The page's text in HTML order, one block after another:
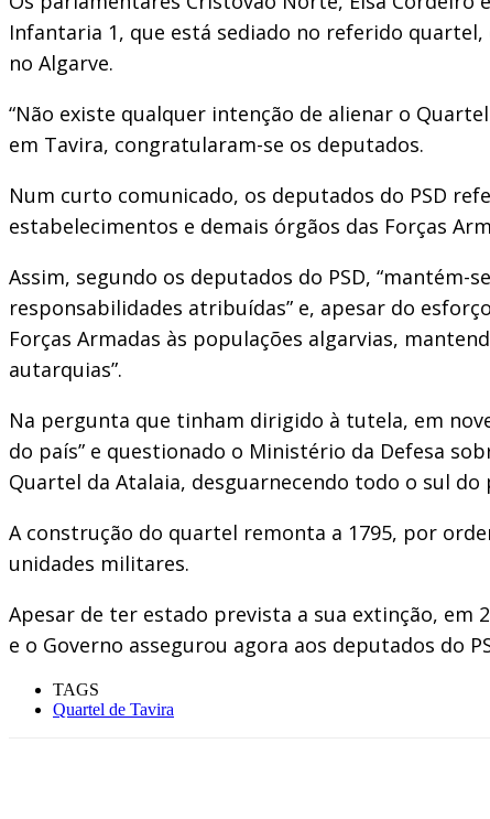
Infantaria 1, que está sediado no referido
no Algarve.
“Não existe qualquer intenção de alienar o
em Tavira, congratularam-se os deputados.
Num curto comunicado, os deputados do PSD
estabelecimentos e demais órgãos das Forças
Assim, segundo os deputados do PSD,
responsabilidades atribuídas” e, apesar do
Forças Armadas às populações algarvias,
autarquias”.
Na pergunta que tinham dirigido à tutela, em
do país” e questionado o Ministério da Defesa
Quartel da Atalaia, desguarnecendo todo o sul
A construção do quartel remonta a 1795, por
unidades militares.
Apesar de ter estado prevista a sua extinção,
e o Governo assegurou agora aos deputados do
TAGS
Quartel de Tavira